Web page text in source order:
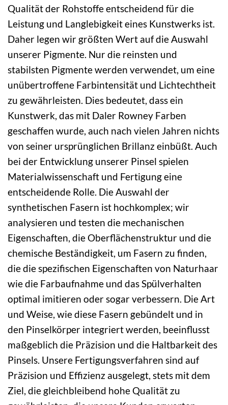
Qualität der Rohstoffe entscheidend für die
Leistung und Langlebigkeit eines Kunstwerks ist.
Daher legen wir größten Wert auf die Auswahl
unserer Pigmente. Nur die reinsten und
stabilsten Pigmente werden verwendet, um eine
unübertroffene Farbintensität und Lichtechtheit
zu gewährleisten. Dies bedeutet, dass ein
Kunstwerk, das mit Daler Rowney Farben
geschaffen wurde, auch nach vielen Jahren nichts
von seiner ursprünglichen Brillanz einbüßt. Auch
bei der Entwicklung unserer Pinsel spielen
Materialwissenschaft und Fertigung eine
entscheidende Rolle. Die Auswahl der
synthetischen Fasern ist hochkomplex; wir
analysieren und testen die mechanischen
Eigenschaften, die Oberflächenstruktur und die
chemische Beständigkeit, um Fasern zu finden,
die die spezifischen Eigenschaften von Naturhaar
wie die Farbaufnahme und das Spülverhalten
optimal imitieren oder sogar verbessern. Die Art
und Weise, wie diese Fasern gebündelt und in
den Pinselkörper integriert werden, beeinflusst
maßgeblich die Präzision und die Haltbarkeit des
Pinsels. Unsere Fertigungsverfahren sind auf
Präzision und Effizienz ausgelegt, stets mit dem
Ziel, die gleichbleibend hohe Qualität zu